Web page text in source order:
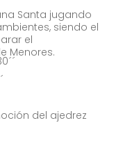
Santa jugando
siendo el
el
Menores.
del ajedrez